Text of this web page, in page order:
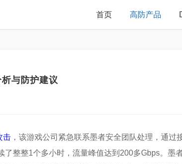
首页 高防产品
与防护建议
击 ，该游戏公司紧急联系墨者安全团队处理，通过
整整1个多小时，流量峰值达到200多Gbps。墨